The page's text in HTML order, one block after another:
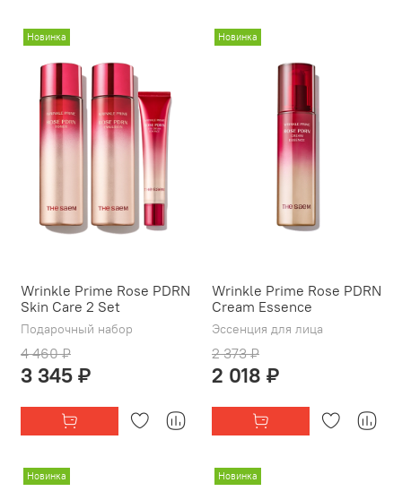
Новинка
Wrinkle Prime Rose PDRN
Skin Care 2 Set
Подарочный набор
4 460 ₽
3 345 ₽
Новинка
Wrinkle Prime Rose PDRN
Cream Essence
Эссенция для лица
2 373 ₽
2 018 ₽
Новинка Новинка